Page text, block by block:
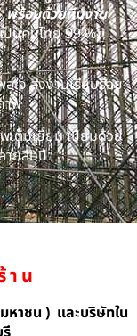
พร้อมด้วยทีมงาน
ป็นคนไทย 99 %)
ใจ ส่งงานเรียบร้อย
าพ
เต็มเยี่ยม เปี่ยมด้วย
ายสิบปี
น
หาชน ) และบริษัทใน